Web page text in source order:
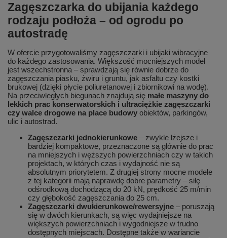
Zagęszczarka do ubijania każdego
rodzaju podłoża – od ogrodu po
autostradę
W ofercie przygotowaliśmy zagęszczarki i ubijaki wibracyjne
do każdego zastosowania. Większość mocniejszych model
jest wszechstronna – sprawdzają się równie dobrze do
zagęszczania piasku, żwiru i gruntu, jak asfaltu czy kostki
brukowej (dzięki płycie poliuretanowej i zbiornikowi na wodę).
Na przeciwległych biegunach znajdują się małe maszyny do
lekkich prac konserwatorskich i ultraciężkie zagęszczarki
czy walce drogowe na place budowy obiektów, parkingów,
ulic i autostrad.
Zagęszczarki jednokierunkowe – zwykle lżejsze i
bardziej kompaktowe, przeznaczone są głównie do prac
na mniejszych i węższych powierzchniach czy w takich
projektach, w których czas i wydajność nie są
absolutnym priorytetem. Z drugiej strony mocne modele
z tej kategorii mają naprawdę dobre parametry – siłę
odśrodkową dochodzącą do 20 kN, prędkość 25 m/min
czy głębokość zagęszczania do 25 cm.
Zagęszczarki dwukierunkowe/rewersyjne – poruszają
się w dwóch kierunkach, są więc wydajniejsze na
większych powierzchniach i wygodniejsze w trudno
dostępnych miejscach. Dostępne także w wariancie